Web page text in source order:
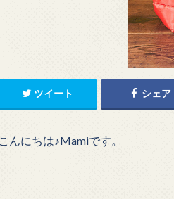
ツイート シェア
こんにちは♪Mamiです。